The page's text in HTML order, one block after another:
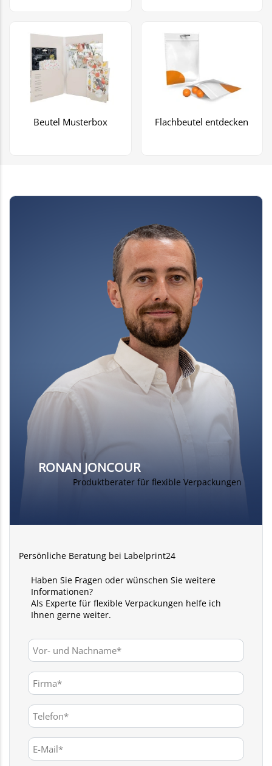
Beutel Musterbox Flachbeutel entdecken
RONAN JONCOUR
Produktberater für flexible Verpackungen
Persönliche Beratung bei Labelprint24
Haben Sie Fragen oder wünschen Sie weitere
Informationen?
Als Experte für flexible Verpackungen helfe ich
Ihnen gerne weiter.